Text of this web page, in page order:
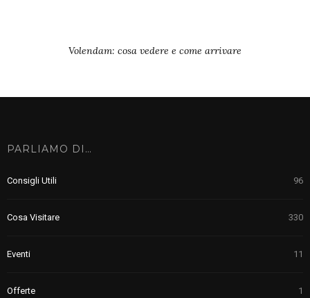
Volendam: cosa vedere e come arrivare
PARLIAMO DI…
Consigli Utili 96
Cosa Visitare 330
Eventi 11
Offerte 1